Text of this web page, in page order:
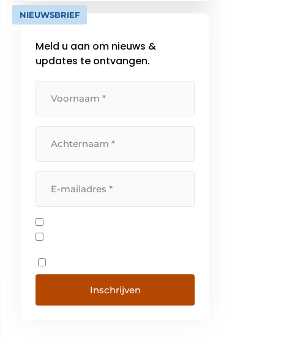
op specialisten. Bij Titeca zitten
die experten amper enkele
familie. En dat voel je als klant.
Bij elke toekomstbepalende
NIEUWSBRIEF
Meld u aan om nieuws &
updates te ontvangen.